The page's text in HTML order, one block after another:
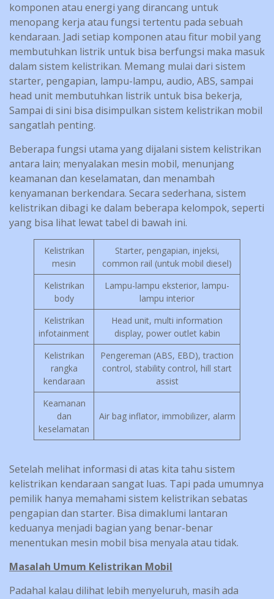
komponen atau energi yang dirancang untuk
menopang kerja atau fungsi tertentu pada sebuah
kendaraan. Jadi setiap komponen atau fitur mobil yang
membutuhkan listrik untuk bisa berfungsi maka masuk
dalam sistem kelistrikan. Memang mulai dari sistem
starter, pengapian, lampu-lampu, audio, ABS, sampai
head unit membutuhkan listrik untuk bisa bekerja,
Sampai di sini bisa disimpulkan sistem kelistrikan mobil
sangatlah penting.
Beberapa fungsi utama yang dijalani sistem kelistrikan
antara lain; menyalakan mesin mobil, menunjang
keamanan dan keselamatan, dan menambah
kenyamanan berkendara. Secara sederhana, sistem
kelistrikan dibagi ke dalam beberapa kelompok, seperti
yang bisa lihat lewat tabel di bawah ini.
Kelistrikan
mesin
Starter, pengapian, injeksi,
common rail (untuk mobil diesel)
Kelistrikan
body
Lampu-lampu eksterior, lampu-
lampu interior
Kelistrikan
infotainment
Head unit, multi information
display, power outlet kabin
Kelistrikan
rangka
kendaraan
Pengereman (ABS, EBD), traction
control, stability control, hill start
assist
Keamanan
dan
keselamatan
Air bag inflator, immobilizer, alarm
Setelah melihat informasi di atas kita tahu sistem
kelistrikan kendaraan sangat luas. Tapi pada umumnya
pemilik hanya memahami sistem kelistrikan sebatas
pengapian dan starter. Bisa dimaklumi lantaran
keduanya menjadi bagian yang benar-benar
menentukan mesin mobil bisa menyala atau tidak.
Masalah Umum Kelistrikan Mobil
Padahal kalau dilihat lebih menyeluruh, masih ada